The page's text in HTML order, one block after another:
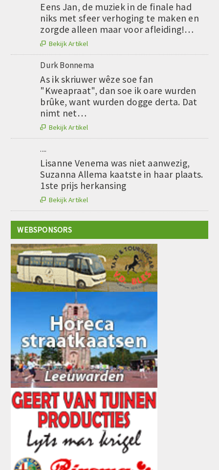
Eens Jan, de muziek in de finale had
niks met sfeer verhoging te maken en
zorgde alleen maar voor afleiding!…
 Bekijk Artikel
Durk Bonnema
As ik skriuwer wêze soe fan
"Kweapraat", dan soe ik oare wurden
brûke, want wurden dogge derta. Dat
nimt net…
 Bekijk Artikel
....
Lisanne Venema was niet aanwezig,
Suzanna Allema kaatste in haar plaats.
1ste prijs herkansing
 Bekijk Artikel
WEBSPONSORS